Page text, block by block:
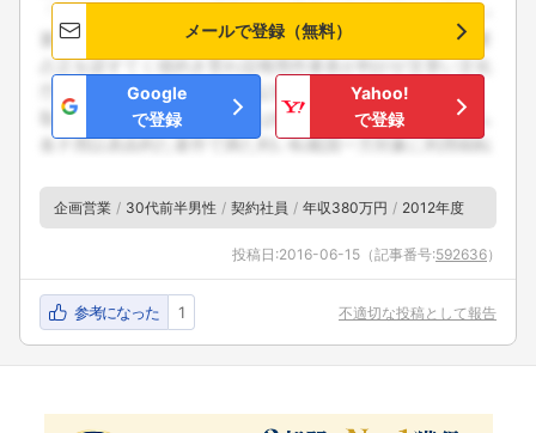
メールで登録（無料）
Google
で登録
Yahoo!
で登録
企画営業 30代前半男性 契約社員 年収380万円 2012年度
投稿日:2016-06-15 （記事番号:592636）
参考になった 1 不適切な投稿として報告